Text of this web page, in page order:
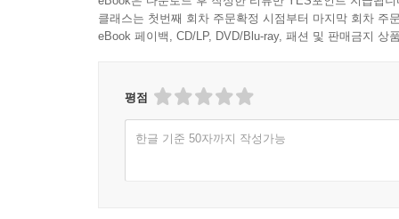
클래스는 첫번째 회차 주문확정 시점부터 마지막 회차 주
eBook 페이백, CD/LP, DVD/Blu-ray, 패션 및 판매금지 상
평점
한글 기준 50자까지 작성가능